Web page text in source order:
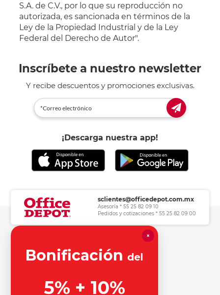
S.A. de C.V., por lo que su reproducción no
autorizada, es sancionada en términos de la
Ley de la Propiedad Industrial y de la Ley
Federal del Derecho de Autor".
Inscríbete a nuestro newsletter
Y recibe descuentos y promociones exclusivas.
¡Descarga nuestra app!
sclientes@officedepot.com.mx
Asesoría * 55 25 82 09 10
Pedidos y cotizaciones * 55 25 82 09 00
Herramientas de consulta
×
Bonificación del
5% + 10%